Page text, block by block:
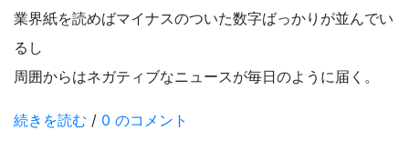
業界紙を読めばマイナスのついた数字ばっかりが並んでい
るし
周囲からはネガティブなニュースが毎日のように届く。
続きを読む / 0 のコメント